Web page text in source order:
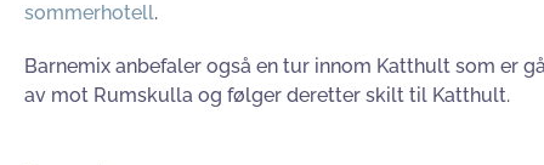
sommerhotell.
Barnemix anbefaler også en tur innom Katthult som er
av mot Rumskulla og følger deretter skilt til Katthult.